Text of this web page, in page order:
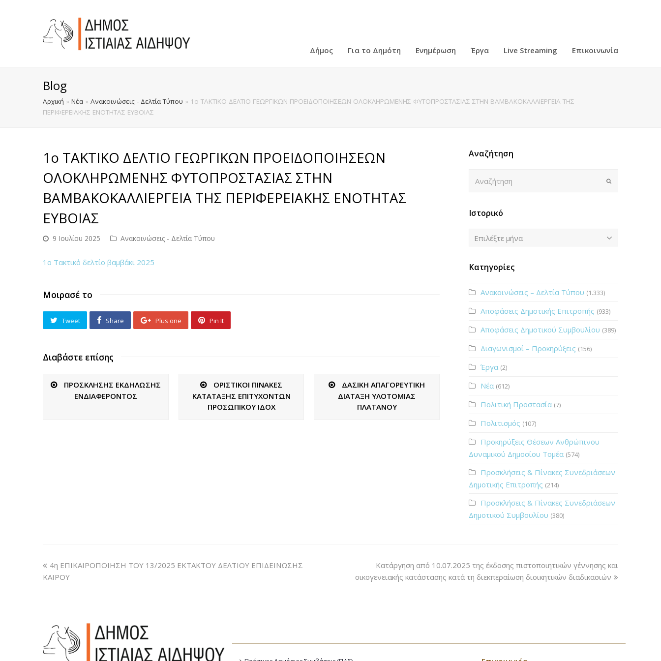
Δήμος Για το Δημότη Ενημέρωση Έργα Live Streaming Επικοινωνία
Blog
Αρχική » Νέα » Ανακοινώσεις - Δελτία Τύπου » 1ο ΤΑΚΤΙΚΟ ΔΕΛΤΙΟ ΓΕΩΡΓΙΚΩΝ ΠΡΟΕΙΔΟΠΟΙΗΣΕΩΝ ΟΛΟΚΛΗΡΩΜΕΝΗΣ ΦΥΤΟΠΡΟΣΤΑΣΙΑΣ ΣΤΗΝ ΒΑΜΒΑΚΟΚΑΛΛΙΕΡΓΕΙΑ ΤΗΣ
ΠΕΡΙΦΕΡΕΙΑΚΗΣ ΕΝΟΤΗΤΑΣ ΕΥΒΟΙΑΣ
1ο ΤΑΚΤΙΚΟ ΔΕΛΤΙΟ ΓΕΩΡΓΙΚΩΝ ΠΡΟΕΙΔΟΠΟΙΗΣΕΩΝ
ΟΛΟΚΛΗΡΩΜΕΝΗΣ ΦΥΤΟΠΡΟΣΤΑΣΙΑΣ ΣΤΗΝ
ΒΑΜΒΑΚΟΚΑΛΛΙΕΡΓΕΙΑ ΤΗΣ ΠΕΡΙΦΕΡΕΙΑΚΗΣ ΕΝΟΤΗΤΑΣ
ΕΥΒΟΙΑΣ
9 Ιουλίου 2025 Ανακοινώσεις - Δελτία Τύπου
1ο Τακτικό δελτίο βαμβάκι 2025
Μοιρασέ το
Tweet Share Plus one Pin It
Διαβάστε επίσης
ΠΡΟΣΚΛΗΣΗΣ ΕΚΔΗΛΩΣΗΣ
ΕΝΔΙΑΦΕΡΟΝΤΟΣ
ΟΡΙΣΤΙΚΟΙ ΠΙΝΑΚΕΣ
ΚΑΤΑΤΑΞΗΣ ΕΠΙΤΥΧΟΝΤΩΝ
ΠΡΟΣΩΠΙΚΟΥ ΙΔΟΧ
ΔΑΣΙΚΗ ΑΠΑΓΟΡΕΥΤΙΚΗ
ΔΙΑΤΑΞΗ ΥΛΟΤΟΜΙΑΣ
ΠΛΑΤΑΝΟΥ
Αναζήτηση
Ιστορικό
Ιστορικό
Επιλέξτε μήνα
Κατηγορίες
Ανακοινώσεις – Δελτία Τύπου (1.333)
Αποφάσεις Δημοτικής Επιτροπής (933)
Αποφάσεις Δημοτικού Συμβουλίου (389)
Διαγωνισμοί – Προκηρύξεις (156)
Έργα (2)
Νέα (612)
Πολιτική Προστασία (7)
Πολιτισμός (107)
Προκηρύξεις Θέσεων Ανθρώπινου
Δυναμικού Δημοσίου Τομέα (574)
Προσκλήσεις & Πίνακες Συνεδριάσεων
Δημοτικής Επιτροπής (214)
Προσκλήσεις & Πίνακες Συνεδριάσεων
Δημοτικού Συμβουλίου (380)
4η ΕΠΙΚΑΙΡΟΠΟΙΗΣΗ ΤΟΥ 13/2025 ΕΚΤΑΚΤΟΥ ΔΕΛΤΙΟΥ ΕΠΙΔΕΙΝΩΣΗΣ
ΚΑΙΡΟΥ
Κατάργηση από 10.07.2025 της έκδοσης πιστοποιητικών γέννησης και
οικογενειακής κατάστασης κατά τη διεκπεραίωση διοικητικών διαδικασιών